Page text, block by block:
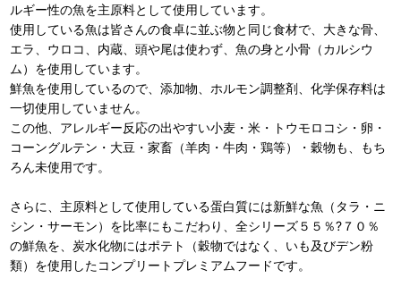
ルギー性の魚を主原料として使用しています。
使用している魚は皆さんの食卓に並ぶ物と同じ食材で、大きな骨、
エラ、ウロコ、内蔵、頭や尾は使わず、魚の身と小骨（カルシウ
ム）を使用しています。
鮮魚を使用しているので、添加物、ホルモン調整剤、化学保存料は
一切使用していません。
この他、アレルギー反応の出やすい小麦・米・トウモロコシ・卵・
コーングルテン・大豆・家畜（羊肉・牛肉・鶏等）・穀物も、もち
ろん未使用です。
さらに、主原料として使用している蛋白質には新鮮な魚（タラ・ニ
シン・サーモン）を比率にもこだわり、全シリーズ５５％?７０％
の鮮魚を、炭水化物にはポテト（穀物ではなく、いも及びデン粉
類）を使用したコンプリートプレミアムフードです。